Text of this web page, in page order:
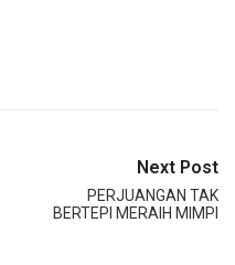
Next Post
PERJUANGAN TAK
BERTEPI MERAIH MIMPI